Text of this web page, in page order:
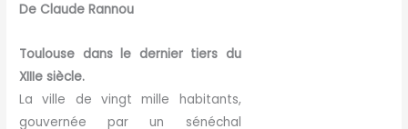
De Claude Rannou
Toulouse dans le dernier tiers du
XIIIe siècle.
La ville de vingt mille habitants,
gouvernée par un sénéchal